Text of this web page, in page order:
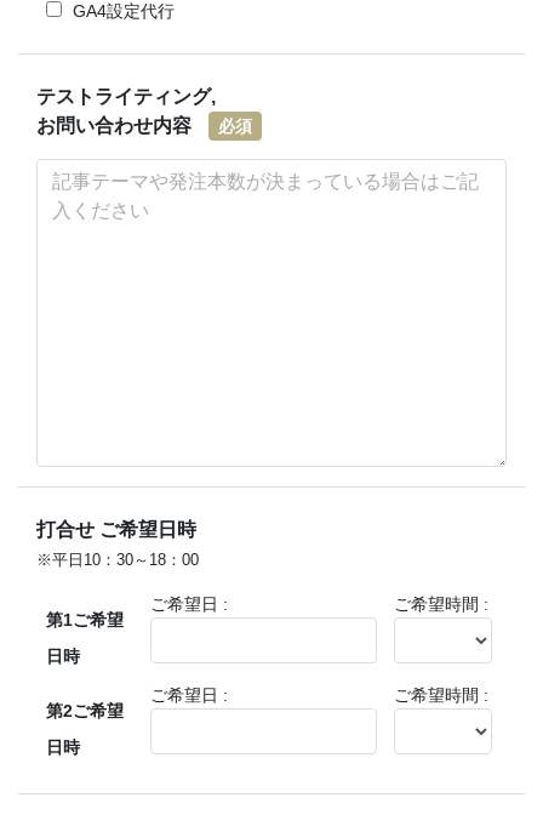
GA4設定代行
テストライティング,
お問い合わせ内容
必須
打合せ ご希望日時
※平日10：30～18：00
第1ご希望
日時
ご希望日 : ご希望時間 :
第2ご希望
日時
ご希望日 : ご希望時間 :